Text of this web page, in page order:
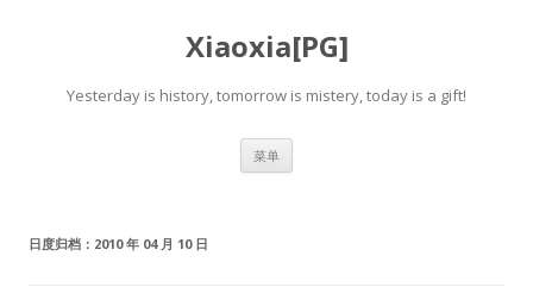
Xiaoxia[PG]
Yesterday is history, tomorrow is mistery, today is a gift!
菜单
日度归档： 2010 年 04 月 10 日